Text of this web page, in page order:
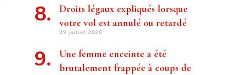
Droits légaux expliqués lorsque
votre vol est annulé ou retardé
29 juillet 2026
Une femme enceinte a été
brutalement frappée à coups de